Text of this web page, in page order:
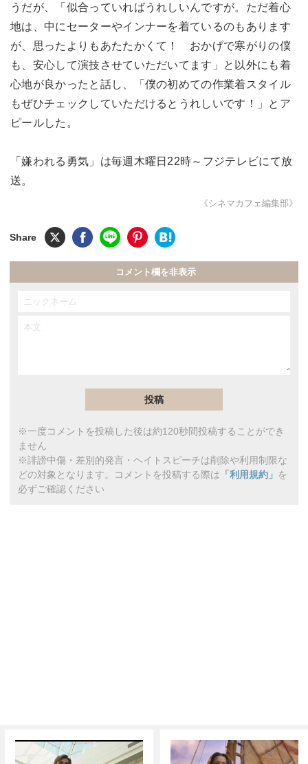
うだが、「似合っていればうれしいんですが。ただ着心
地は、中にセーターやインナーを着ているのもあります
が、思ったよりもあたたかくて！ おかげで寒がりの僕
も、安心して演技させていただいてます」と以外にも着
心地が良かったと話し、「僕の初めての作業着スタイル
もぜひチェックしていただけるとうれしいです！」とア
ピールした。
「嫌われる勇気」は毎週木曜日22時～フジテレビにて放
送。
《シネマカフェ編集部》
コメント欄を非表示
※一度コメントを投稿した後は約120秒間投稿することができ
ません
※誹謗中傷・差別的発言・ヘイトスピーチは削除や利用制限な
どの対象となります。コメントを投稿する際は 「利用規約」 を
必ずご確認ください